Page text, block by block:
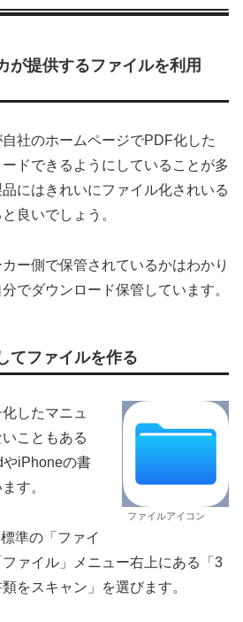
が提供するファイルを利用
社のホームページでPDF化した
ドできるようにしていることが多
にはきれいにファイル化されいる
良いでしょう。
ー側で保管されているかはわかり
でダウンロード保管しています。
てファイルを作る
ファイルアイコン
したマニュ
こともある
iPhoneの書
す。
準の「ファイ
ァイル」メニュー右上にある「3
をスキャン」を選びます。